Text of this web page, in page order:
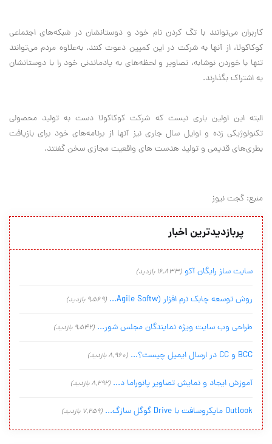
کاربران می‌توانند با تگ کردن نام خود و دوستانشان در شبکه‌های اجتماعی
کوکاکولا، از آنها به شرکت در این کمپین دعوت کنند. به‌علاوه مردم می‌توانند
تنها با خوردن نوشابه، تصاویر و لحظه‌های به یادماندنی خود را با دوستانشان
به اشتراک بگذارند.
البته این اولین باری نیست که شرکت کوکاکولا دست به تولید محصولی
تکنولوژیکی زده و اوایل سال جاری نیز آنها از برنامه‌های خود برای بازیافت
بطری‌های قدیمی و تولید هدست‌ های واقعیت مجازی سخن گفتند.
منبع: گجت نیوز
پربازدیدترین اخبار
سایت ساز رایگان آکو (16,833 بازدید)
روش توسعه چابک نرم افزار (Agile Softw... (9,569 بازدید)
طراحی وب سایت ویژه نمایندگان مجلس شور... (9,542 بازدید)
BCC و CC در ارسال ایمیل چیست؟... (8,960 بازدید)
آموزش ایجاد و نمایش تصاویر پانوراما د... (8,292 بازدید)
Outlook مایکروسافت با Drive گوگل سازگ... (7,259 بازدید)